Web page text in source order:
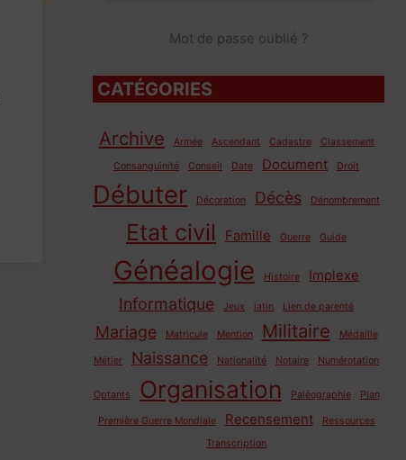
Mot de passe oublié ?
CATÉGORIES
Archive Armée Ascendant Cadastre Classement
Consanguinité Conseil Date Document Droit
Débuter Décoration Décès Dénombrement
Etat civil Famille Guerre Guide
Généalogie Histoire Implexe
Informatique Jeux latin Lien de parenté
Mariage Matricule Mention Militaire Médaille
Métier Naissance Nationalité Notaire Numérotation
Optants Organisation Paléographie Plan
Première Guerre Mondiale Recensement
Ressources
Transcription